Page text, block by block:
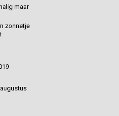
maar
zonnetje